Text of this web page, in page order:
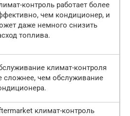
контроль работает более
чем кондиционер, и
даже немного снизить
топлива.
климат-контроля
сложнее, чем обслуживание
климат-контроль